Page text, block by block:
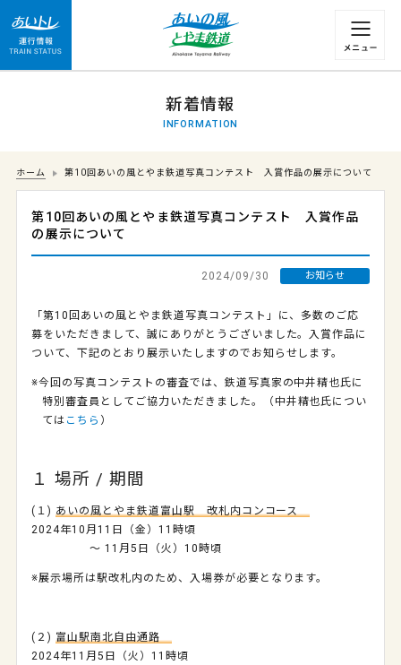
運行情報 列車の遅れ情報等についてはこちら
新着情報
INFORMATION
ホーム 第10回あいの風とやま鉄道写真コンテスト 入賞作品の展示について
第10回あいの風とやま鉄道写真コンテスト 入賞作品
の展示について
2024/09/30 お知らせ
「第10回あいの風とやま鉄道写真コンテスト」に、多数のご応
募をいただきまして、誠にありがとうございました。入賞作品に
ついて、下記のとおり展示いたしますのでお知らせします。
※今回の写真コンテストの審査では、鉄道写真家の中井精也氏に
特別審査員としてご協力いただきました。（中井精也氏につい
ては こちら ）
１ 場所 / 期間
(１)あいの風とやま鉄道富山駅 改札内コンコース
2024年10月11日（金）11時頃
～ 11月5日（火）10時頃
※展示場所は駅改札内のため、入場券が必要となります。
(２)富山駅南北自由通路
2024年11月5日（火）11時頃